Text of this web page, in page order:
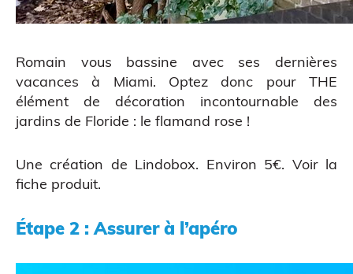
Romain vous bassine avec ses dernières
vacances à Miami. Optez donc pour THE
élément de décoration incontournable des
jardins de Floride : le flamand rose !
Une création de Lindobox. Environ 5€. Voir la
fiche produit.
Étape 2 : Assurer à l’apéro